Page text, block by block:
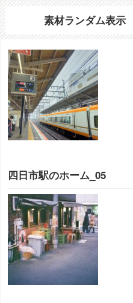
素材ランダム表示
四日市駅のホーム_05